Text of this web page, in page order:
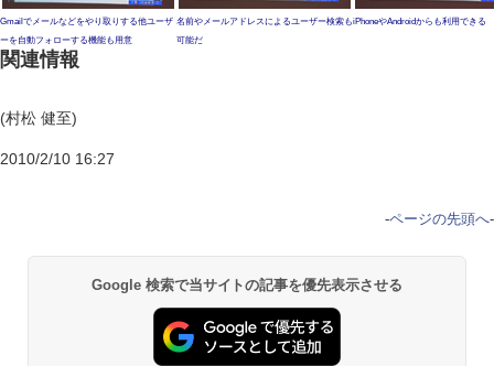
Gmailでメールなどをやり取りする他ユーザ
ーを自動フォローする機能も用意
名前やメールアドレスによるユーザー検索も
可能だ
iPhoneやAndroidからも利用できる
関連情報
(村松 健至)
2010/2/10 16:27
-ページの先頭へ-
Google 検索で当サイトの記事を優先表示させる